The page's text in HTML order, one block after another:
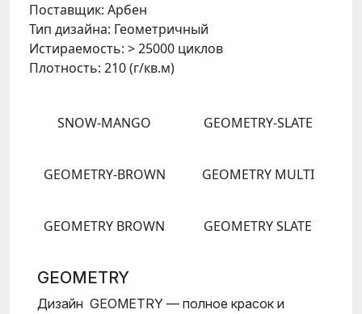
Поставщик: Арбен
Тип дизайна: Геометричный
Истираемость: > 25000 циклов
Плотность: 210 (г/кв.м)
SNOW-MANGO GEOMETRY-SLATE
GEOMETRY-BROWN GEOMETRY MULTI
GEOMETRY BROWN GEOMETRY SLATE
GEOMETRY
Дизайн GEOMETRY — полное красок и